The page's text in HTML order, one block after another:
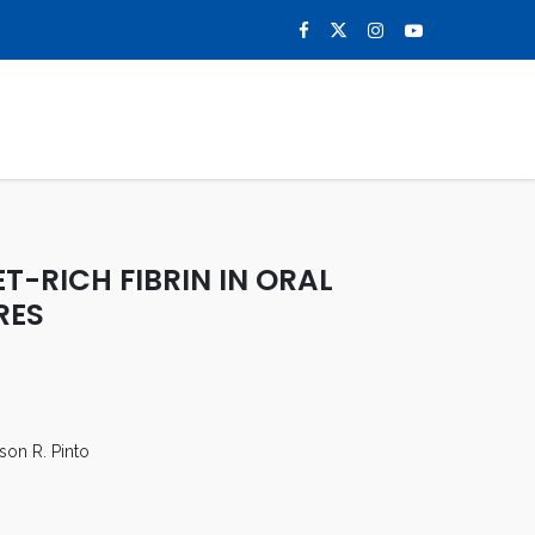
RICH FIBRIN IN ORAL
R. Pinto